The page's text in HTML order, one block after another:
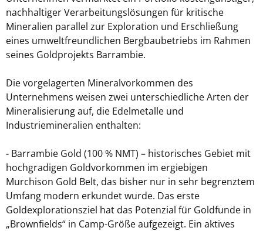
nachhaltiger Verarbeitungslösungen für kritische
Mineralien parallel zur Exploration und Erschließung
eines umweltfreundlichen Bergbaubetriebs im Rahmen
seines Goldprojekts Barrambie.
Die vorgelagerten Mineralvorkommen des
Unternehmens weisen zwei unterschiedliche Arten der
Mineralisierung auf, die Edelmetalle und
Industriemineralien enthalten:
- Barrambie Gold (100 % NMT) – historisches Gebiet mit
hochgradigen Goldvorkommen im ergiebigen
Murchison Gold Belt, das bisher nur in sehr begrenztem
Umfang modern erkundet wurde. Das erste
Goldexplorationsziel hat das Potenzial für Goldfunde in
„Brownfields“ in Camp-Größe aufgezeigt. Ein aktives